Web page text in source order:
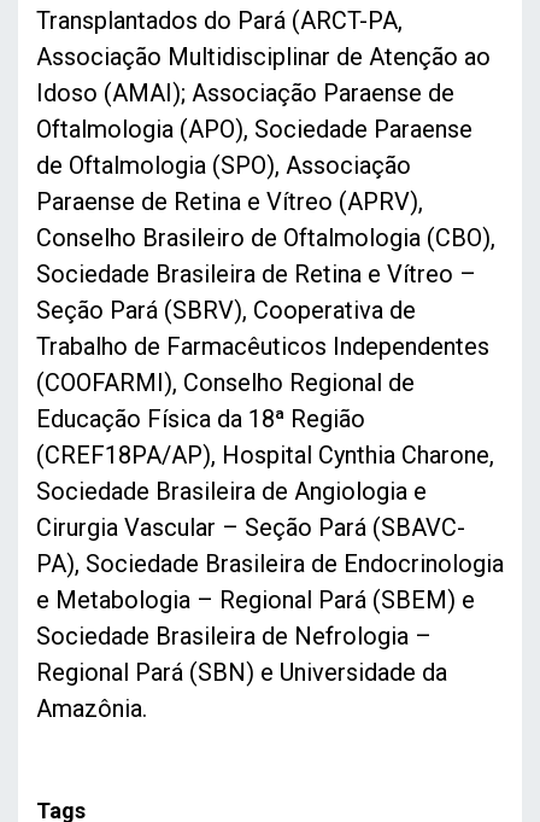
Transplantados do Pará (ARCT-PA,
Associação Multidisciplinar de Atenção ao
Idoso (AMAI); Associação Paraense de
Oftalmologia (APO), Sociedade Paraense
de Oftalmologia (SPO), Associação
Paraense de Retina e Vítreo (APRV),
Conselho Brasileiro de Oftalmologia (CBO),
Sociedade Brasileira de Retina e Vítreo –
Seção Pará (SBRV), Cooperativa de
Trabalho de Farmacêuticos Independentes
(COOFARMI), Conselho Regional de
Educação Física da 18ª Região
(CREF18PA/AP), Hospital Cynthia Charone,
Sociedade Brasileira de Angiologia e
Cirurgia Vascular – Seção Pará (SBAVC-
PA), Sociedade Brasileira de Endocrinologia
e Metabologia – Regional Pará (SBEM) e
Sociedade Brasileira de Nefrologia –
Regional Pará (SBN) e Universidade da
Amazônia.
Tags